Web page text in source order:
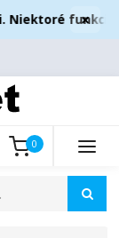
funkcie
×
0